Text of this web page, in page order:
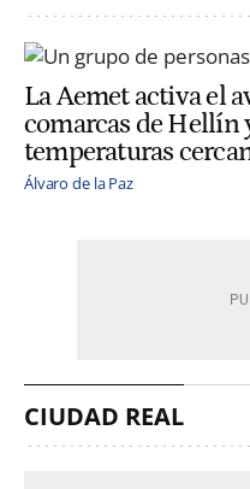
La Aemet activa el
comarcas de Hellín
temperaturas
Álvaro de la Paz
CIUDAD REAL